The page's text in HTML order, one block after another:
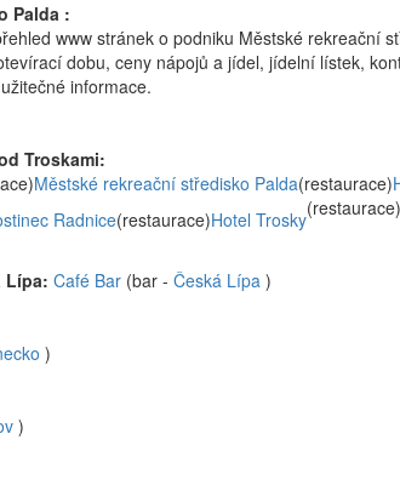
Palda :
www stránek o podniku Městské rekreační
dobu, ceny nápojů a jídel, jídelní lístek,
informace.
Troskami:
Městské rekreační středisko Palda(restaurace)
Radnice(restaurace)Hotel Trosky(restaurace)
Lípa: Café Bar (bar - Česká Lípa )
)
)